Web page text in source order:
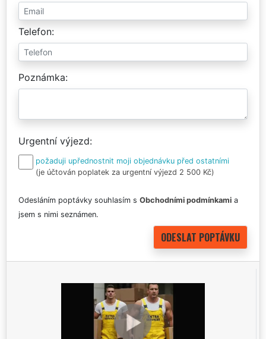
Telefon
Poznámka
Urgentní výjezd
požaduji upřednostnit moji objednávku před ostatními
(je účtován poplatek za urgentní výjezd 2 500 Kč)
Odesláním poptávky souhlasím s Obchodními podmínkami a
jsem s nimi seznámen.